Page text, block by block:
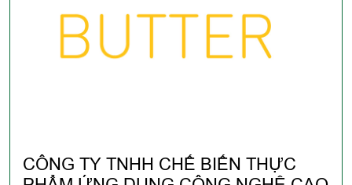
CÔNG TY TNHH CHẾ BIẾN THỰC